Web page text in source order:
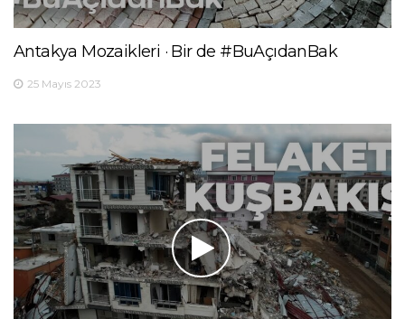
Antakya Mozaikleri · Bir de #BuAçıdanBak
25 Mayıs 2023